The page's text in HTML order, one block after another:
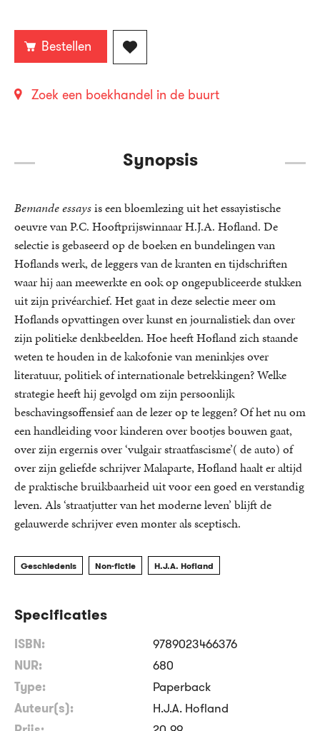
Bestellen
Zoek een boekhandel in de buurt
Synopsis
Bemande essaysis een bloemlezing uit het essayistische
oeuvre van P.C. Hooftprijswinnaar H.J.A. Hofland. De
selectie is gebaseerd op de boeken en bundelingen van
Hoflands werk, de leggers van de kranten en tijdschriften
waar hij aan meewerkte en ook op ongepubliceerde stukken
uit zijn privéarchief. Het gaat in deze selectie meer om
Hoflands opvattingen over kunst en journalistiek dan over
zijn politieke denkbeelden. Hoe heeft Hofland zich staande
weten te houden in de kakofonie van meninkjes over
literatuur, politiek of internationale betrekkingen? Welke
strategie heeft hij gevolgd om zijn persoonlijk
beschavingsoffensief aan de lezer op te leggen? Of het nu om
een handleiding voor kinderen over bootjes bouwen gaat,
over zijn ergernis over ‘vulgair straatfascisme’( de auto) of
over zijn geliefde schrijver Malaparte, Hofland haalt er altijd
de praktische bruikbaarheid uit voor een goed en verstandig
leven. Als ‘straatjutter van het moderne leven’ blijft de
gelauwerde schrijver even monter als sceptisch.
Geschiedenis Non-fictie H.J.A. Hofland
Specificaties
ISBN:
9789023466376
NUR:
680
Type:
Paperback
Auteur(s):
H.J.A. Hofland